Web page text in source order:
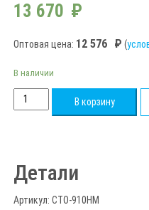
13 670 ₽
Оптовая цена: 12 576 ₽ (
В наличии
Количество
товара
картридж
Pantum
CTO-
В корзину
Детали
Артикул: CTO-910HM